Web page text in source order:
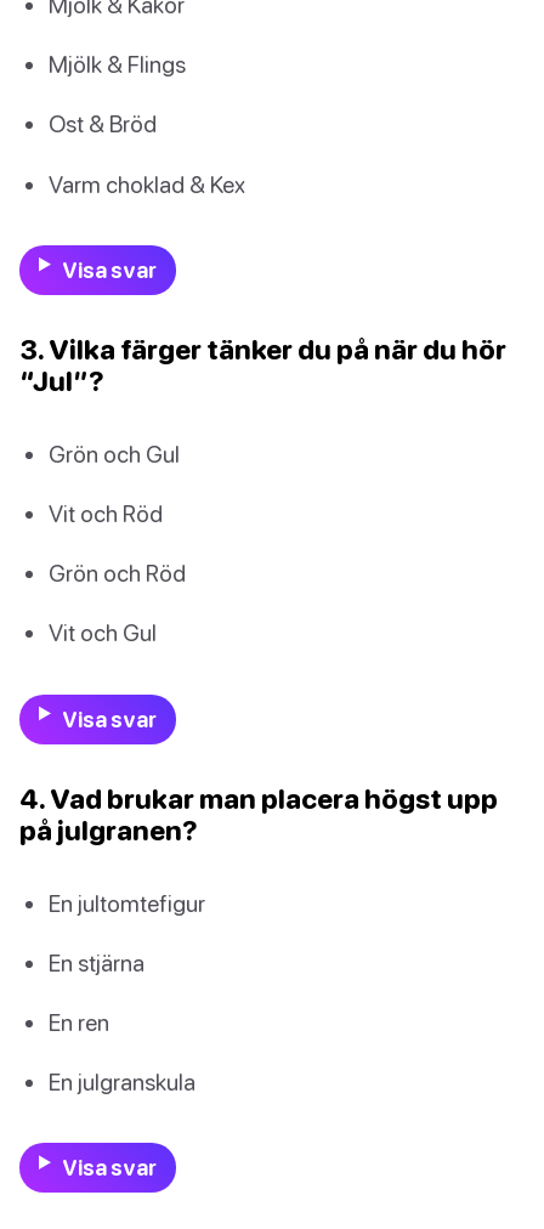
Mjölk & Flings
Ost & Bröd
Varm choklad & Kex
Visa svar
3. Vilka färger tänker du på när du hör
“Jul”?
Grön och Gul
Vit och Röd
Grön och Röd
Vit och Gul
Visa svar
4. Vad brukar man placera högst upp
på julgranen?
En jultomtefigur
En stjärna
En ren
En julgranskula
Visa svar